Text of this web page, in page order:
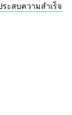
ะสบความสำเร็จ